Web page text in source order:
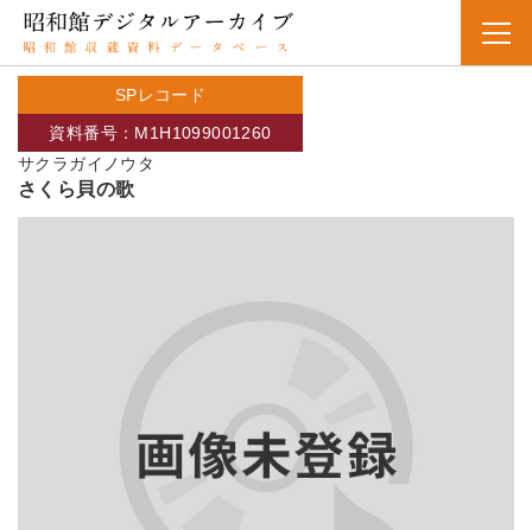
SPレコード
サクラガイノウタ
資料番号：M1H1099001260
さくら貝の歌